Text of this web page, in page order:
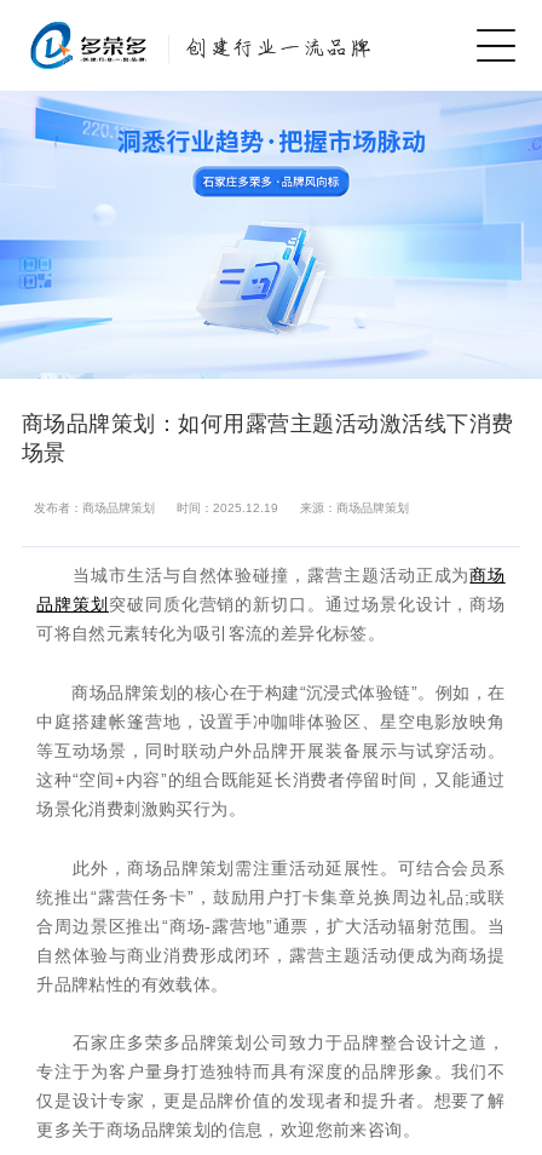
商场品牌策划：如何用露营主题活动激活线下消费
场景
发布者：商场品牌策划 时间：2025.12.19 来源：商场品牌策划
当城市生活与自然体验碰撞，露营主题活动正成为商场
品牌策划 突破同质化营销的新切口。通过场景化设计，商场
可将自然元素转化为吸引客流的差异化标签。
商场品牌策划的核心在于构建“沉浸式体验链”。例如，在
中庭搭建帐篷营地，设置手冲咖啡体验区、星空电影放映角
等互动场景，同时联动户外品牌开展装备展示与试穿活动。
这种“空间+内容”的组合既能延长消费者停留时间，又能通过
场景化消费刺激购买行为。
此外，商场品牌策划需注重活动延展性。可结合会员系
统推出“露营任务卡”，鼓励用户打卡集章兑换周边礼品;或联
合周边景区推出“商场-露营地”通票，扩大活动辐射范围。当
自然体验与商业消费形成闭环，露营主题活动便成为商场提
升品牌粘性的有效载体。
石家庄多荣多品牌策划公司致力于品牌整合设计之道，
专注于为客户量身打造独特而具有深度的品牌形象。我们不
仅是设计专家，更是品牌价值的发现者和提升者。想要了解
更多关于商场品牌策划的信息，欢迎您前来咨询。